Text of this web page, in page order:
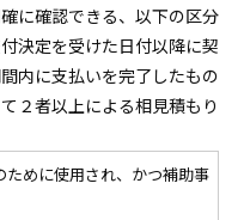
に確認できる、以下の区分
決定を受けた日付以降に契
内に支払いを完了したもの
２者以上による相見積もり
めに使用され、かつ補助事